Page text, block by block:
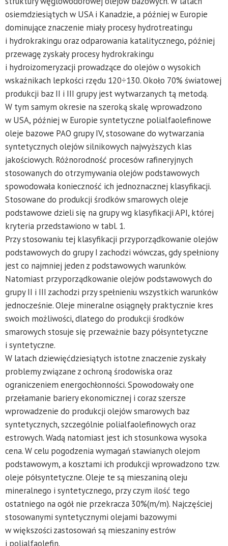
osiemdziesiątych w USA i Kanadzie, a później w Europie
dominujące znaczenie miały procesy hydrotreatingu
i hydrokrakingu oraz odparowania katalitycznego, później
przewagę zyskały procesy hydrokrakingu
i hydroizomeryzacji prowadzące do olejów o wysokich
wskaźnikach lepkości rzędu 120÷130. Około 70% światowej
produkcji baz II i III grupy jest wytwarzanych tą metodą.
W tym samym okresie na szeroką skalę wprowadzono
w USA, później w Europie syntetyczne polialfaolefinowe
oleje bazowe PAO grupy IV, stosowane do wytwarzania
syntetycznych olejów silnikowych najwyższych klas
jakościowych. Różnorodność procesów rafineryjnych
stosowanych do otrzymywania olejów podstawowych
spowodowała konieczność ich jednoznacznej klasyfikacji.
Stosowane do produkcji środków smarowych oleje
podstawowe dzieli się na grupy wg klasyfikacji API, której
kryteria przedstawiono w tabl. 1.
Przy stosowaniu tej klasyfikacji przyporządkowanie olejów
podstawowych do grupy I zachodzi wówczas, gdy spełniony
jest co najmniej jeden z podstawowych warunków.
Natomiast przyporządkowanie olejów podstawowych do
grupy II i III zachodzi przy spełnieniu wszystkich warunków
jednocześnie. Oleje mineralne osiągnęły praktycznie kres
swoich możliwości, dlatego do produkcji środków
smarowych stosuje się przeważnie bazy półsyntetyczne
i syntetyczne.
W latach dziewięćdziesiątych istotne znaczenie zyskały
problemy związane z ochroną środowiska oraz
ograniczeniem energochłonności. Spowodowały one
przełamanie bariery ekonomicznej i coraz szersze
wprowadzenie do produkcji olejów smarowych baz
syntetycznych, szczególnie polialfaolefinowych oraz
estrowych. Wadą natomiast jest ich stosunkowa wysoka
cena. W celu pogodzenia wymagań stawianych olejom
podstawowym, a kosztami ich produkcji wprowadzono tzw.
oleje półsyntetyczne. Oleje te są mieszaniną oleju
mineralnego i syntetycznego, przy czym ilość tego
ostatniego na ogół nie przekracza 30%(m/m). Najczęściej
stosowanymi syntetycznymi olejami bazowymi
w większości zastosowań są mieszaniny estrów
i polialfaolefin.